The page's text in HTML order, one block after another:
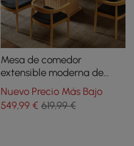
Mesa de comedor
extensible moderna de
47"-63" (119-160 cm) con
almacenamiento y base
acanalada, capacidad
Nuevo Precio Más Bajo
549,99€ 619,99 €